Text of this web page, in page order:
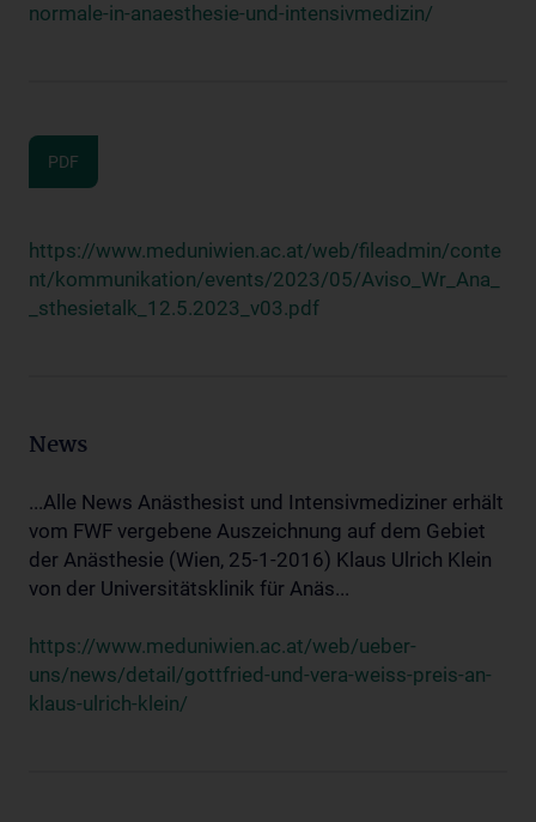
normale-in-anaesthesie-und-intensivmedizin/
PDF
https://www.meduniwien.ac.at/web/fileadmin/conte
nt/kommunikation/events/2023/05/Aviso_Wr_Ana_
_sthesietalk_12.5.2023_v03.pdf
News
...Alle News Anästhesist und Intensivmediziner erhält
vom FWF vergebene Auszeichnung auf dem Gebiet
der Anästhesie (Wien, 25-1-2016) Klaus Ulrich Klein
von der Universitätsklinik für Anäs...
https://www.meduniwien.ac.at/web/ueber-
uns/news/detail/gottfried-und-vera-weiss-preis-an-
klaus-ulrich-klein/